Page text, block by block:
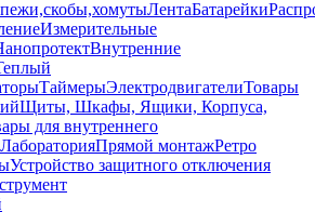
ЛентаБатарейки
Измерительные
Внутренние
ТаймерыЭлектродвигателиТовары
Щиты, Шкафы, Ящики, Корпуса,
для внутреннего
Прямой монтажРетро
Устройство защитного отключения